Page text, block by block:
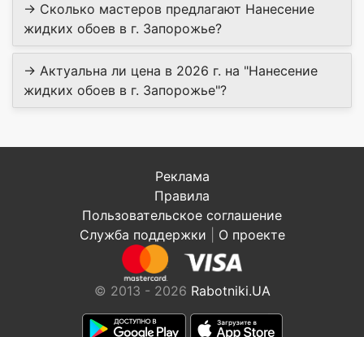
→ Сколько мастеров предлагают Нанесение
жидких обоев в г. Запорожье?
→ Актуальна ли цена в 2026 г. на "Нанесение
жидких обоев в г. Запорожье"?
Реклама
Правила
Пользовательское соглашение
Служба поддержки
О проекте
© 2013 - 2026 Rabotniki.UA